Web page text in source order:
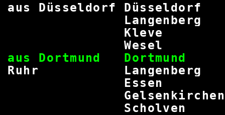
aus Düsseldorf
aus Dortmund
Ruhr